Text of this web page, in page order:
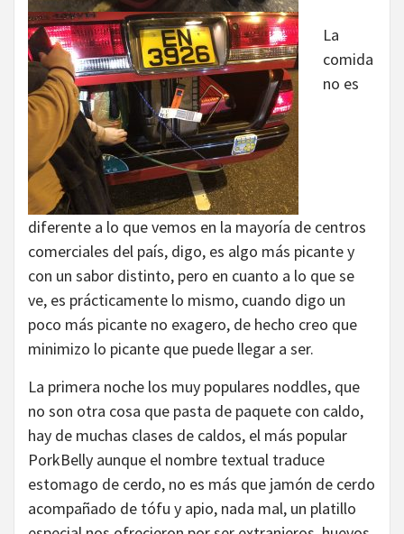
La
comida
no es
diferente a lo que vemos en la mayoría de centros
comerciales del país, digo, es algo más picante y
con un sabor distinto, pero en cuanto a lo que se
ve, es prácticamente lo mismo, cuando digo un
poco más picante no exagero, de hecho creo que
minimizo lo picante que puede llegar a ser.
La primera noche los muy populares noddles, que
no son otra cosa que pasta de paquete con caldo,
hay de muchas clases de caldos, el más popular
PorkBelly aunque el nombre textual traduce
estomago de cerdo, no es más que jamón de cerdo
acompañado de tófu y apio, nada mal, un platillo